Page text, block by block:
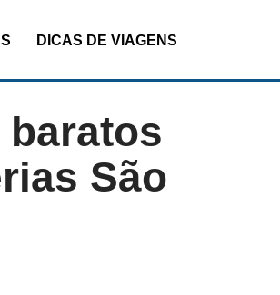
DICAS DE VIAGENS
São